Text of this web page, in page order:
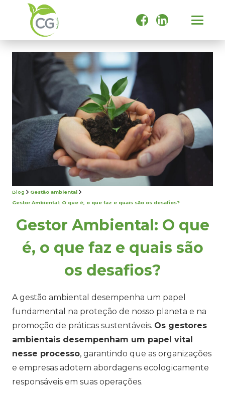
Blog
Gestão ambiental
Gestor Ambiental: O que é, o que faz e quais são os desafios?
Gestor Ambiental: O que
é, o que faz e quais são
os desafios?
A gestão ambiental desempenha um papel
fundamental na proteção de nosso planeta e na
promoção de práticas sustentáveis. Os gestores
ambientais desempenham um papel vital
nesse processo, garantindo que as organizações
e empresas adotem abordagens ecologicamente
responsáveis em suas operações.